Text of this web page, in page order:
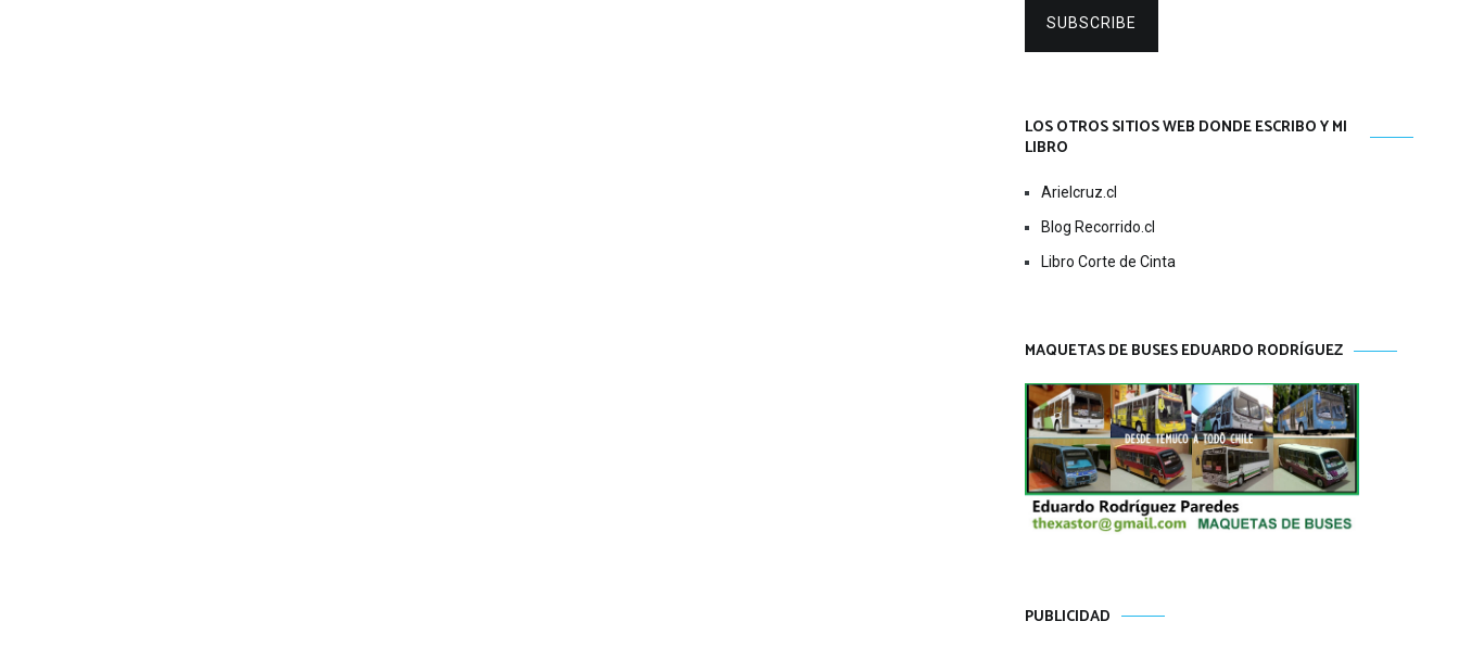
SUBSCRIBE
LOS OTROS SITIOS WEB DONDE ESCRIBO Y MI
LIBRO
Arielcruz.cl
Blog Recorrido.cl
Libro Corte de Cinta
MAQUETAS DE BUSES EDUARDO RODRÍGUEZ
PUBLICIDAD